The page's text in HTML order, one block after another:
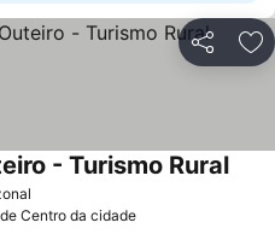
Partilhar
- Turismo Rural
Centro da cidade